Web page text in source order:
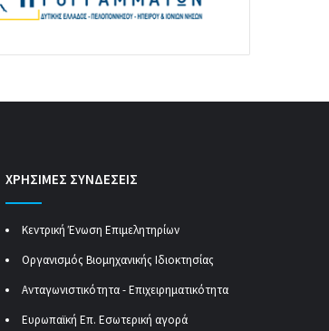
ΧΡΗΣΙΜΕΣ ΣΥΝΔΕΣΕΙΣ
Κεντρική Ένωση Επιμελητηρίων
Οργανισμός Βιομηχανικής Ιδιοκτησίας
Ανταγωνιστικότητα - Επιχειρηματικότητα
Ευρωπαϊκή Επ. Εσωτερική αγορά